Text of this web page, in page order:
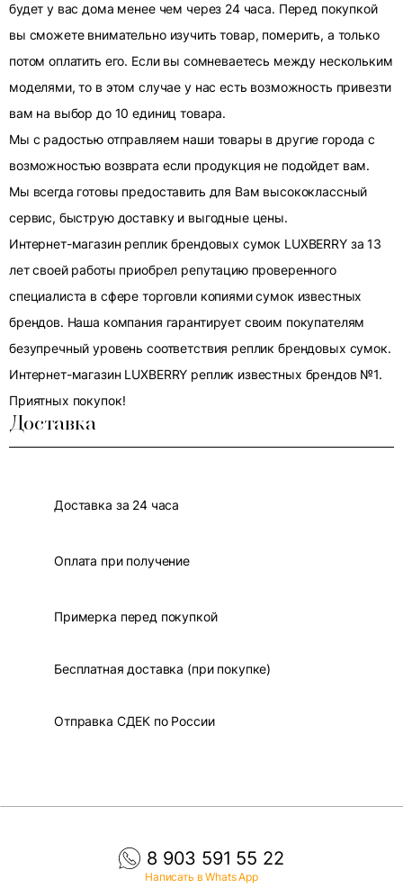
будет у вас дома менее чем через 24 часа. Перед покупкой
вы сможете внимательно изучить товар, померить, а только
потом оплатить его. Если вы сомневаетесь между нескольким
моделями, то в этом случае у нас есть возможность привезти
вам на выбор до 10 единиц товара.
Мы с радостью отправляем наши товары в другие города с
возможностью возврата если продукция не подойдет вам.
Мы всегда готовы предоставить для Вам высококлассный
сервис, быструю доставку и выгодные цены.
Интернет-магазин реплик брендовых сумок LUXBERRY за 13
лет своей работы приобрел репутацию проверенного
специалиста в сфере торговли копиями сумок известных
брендов. Наша компания гарантирует своим покупателям
безупречный уровень соответствия реплик брендовых сумок.
Интернет-магазин LUXBERRY реплик известных брендов №1.
Приятных покупок!
Доставка
Доставка за 24 часа
Оплата при получение
Примерка перед покупкой
Бесплатная доставка (при покупке)
Отправка СДЕК по России
8 903 591 55 22
Написать в Whats App